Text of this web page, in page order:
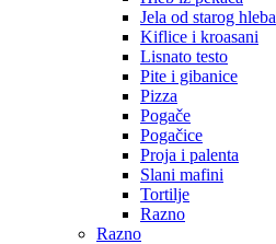
Jela od starog hleba
Kiflice i kroasani
Lisnato testo
Pite i gibanice
Pizza
Pogače
Pogačice
Proja i palenta
Slani mafini
Tortilje
Razno
Razno